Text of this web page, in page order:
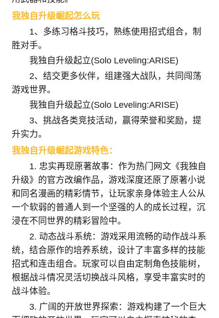
我独自升级崛起怎么玩
1、多练习格斗技巧，熟练使用招式组合，制
胜对手。
我独自升级起立(Solo Leveling:ARISE)
2、结交更多伙伴，组建强大战队，共同闯荡
游戏世界。
我独自升级起立(Solo Leveling:ARISE)
3、挑战各类竞技活动，赢得荣誉和奖励，提
升实力。
我独自升级崛起游戏特色：
1. 忠实再现原著故事：作为热门网文《我独自
升级》的官方改编作品，游戏深度还原了原著小说
和同名漫画的精彩情节，让玩家亲身体验主人公从
一个软弱的普通人到一个坚强的人的成长过程，沉
浸在不同世界的精彩冒险中。
2. 动态战斗系统：游戏采用流畅的动作战斗系
统，结合原作的培养系统，设计了丰富多样的技能
招式和连击组合。玩家可以自由定制角色技能树，
根据战斗情况灵活切换战斗风格，享受丰富实时的
战斗体验。
3. 广阔的开放世界探索：游戏构建了一个巨大